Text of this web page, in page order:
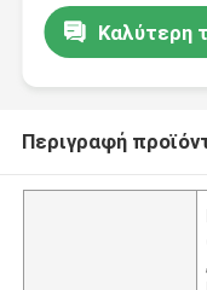
Καλύτερη
Περιγραφή
,